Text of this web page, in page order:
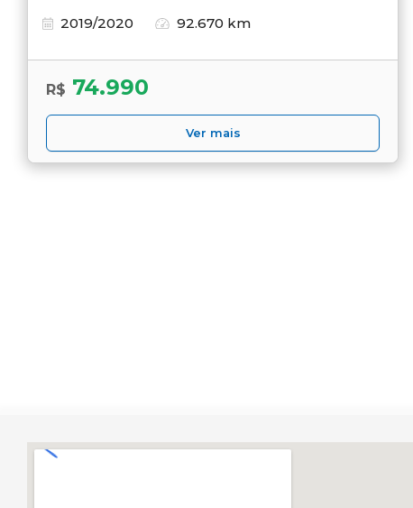
2019/2020
92.670 km
R$ 74.990
Ver mais